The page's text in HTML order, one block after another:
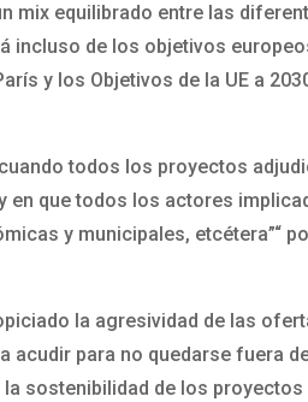
mix equilibrado entre las
incluso de los objetivos
y los Objetivos de la UE a
todos los proyectos
en que todos los actores
y municipales, etcétera”“
la agresividad de las
para no quedarse fuera
sostenibilidad de los